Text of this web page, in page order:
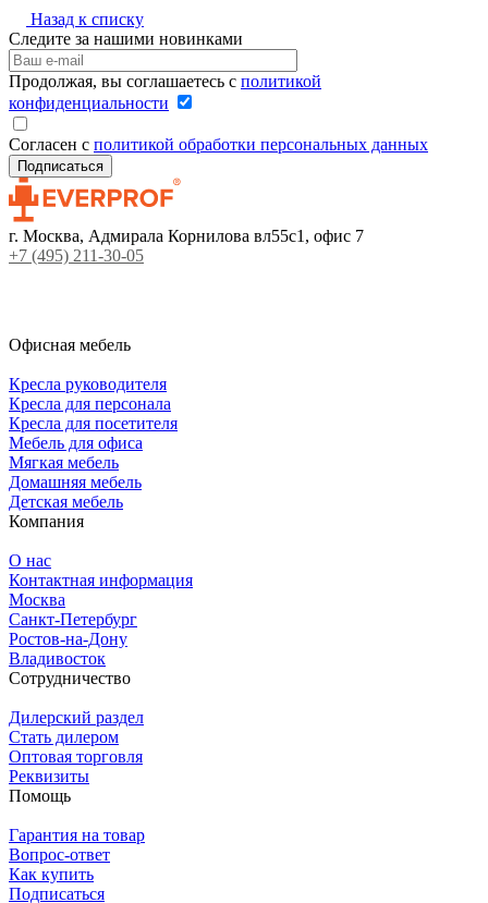
Назад к списку
Следите за нашими новинками
Продолжая, вы соглашаетесь с политикой
конфиденциальности
Согласен с политикой обработки персональных данных
г. Москва, Адмирала Корнилова вл55с1, офис 7
+7 (495) 211-30-05
Офисная мебель
Кресла руководителя
Кресла для персонала
Кресла для посетителя
Мебель для офиса
Мягкая мебель
Домашняя мебель
Детская мебель
Компания
О нас
Контактная информация
Москва
Санкт-Петербург
Ростов-на-Дону
Владивосток
Сотрудничество
Дилерский раздел
Стать дилером
Оптовая торговля
Реквизиты
Помощь
Гарантия на товар
Вопрос-ответ
Как купить
Подписаться